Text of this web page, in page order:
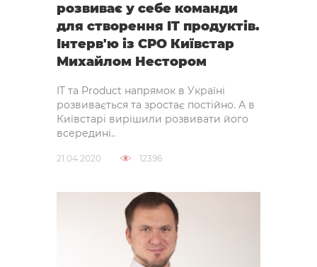
розвиває у себе команди
для створення IT продуктів.
Інтерв'ю із СРО Київстар
Михайлом Нестором
IT та Product напрямок в Україні
розвивається та зростає постійно. А в
Київстарі вирішили розвивати його
всередині..
21.04.2020 12396